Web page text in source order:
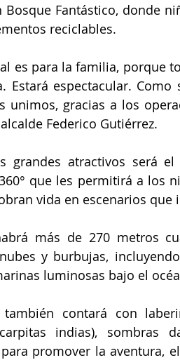
Bosque Fantástico, donde
reciclables.
es para la familia, porque
Estará espectacular.
unimos, gracias a los
Federico Gutiérrez.
grandes atractivos será
que les permitirá a los
vida en escenarios
más de 270 metros
y burbujas,
luminosas bajo el
contará con
indias), sombras
promover la aventura,